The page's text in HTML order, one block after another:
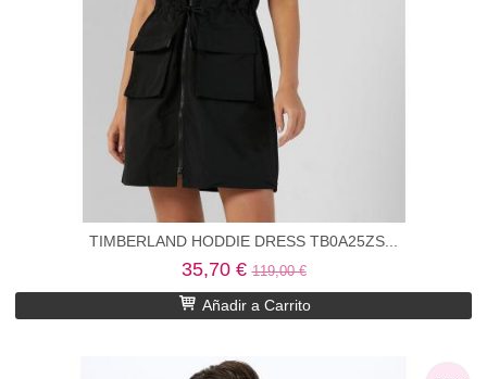
TIMBERLAND HODDIE DRESS TB0A25ZS...
35,70 €119,00 €
Añadir a Carrito